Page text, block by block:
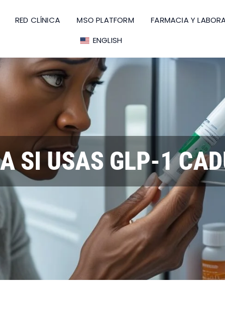
RED CLÍNICA MSO PLATFORM FARMACIA Y
ENGLISH
SI USAS GLP-1